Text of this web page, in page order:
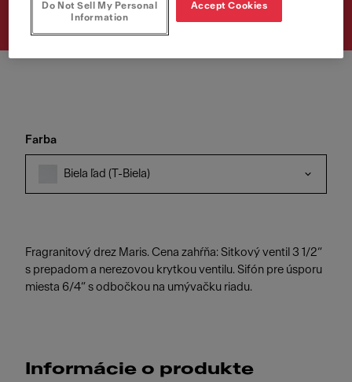
Farba
Biela ľad (T-Biela)
Fragranitový drez Maris. Cena zahŕňa: Sitkový ventil 3 1/2“
s prepadom a nerezovou krytkou ventilu. Sifón pre úsporu
miesta 6/4“ s odbočkou na umývačku riadu.
Informácie o produkte
Do Not Sell My Personal
Information
Accept Cookies